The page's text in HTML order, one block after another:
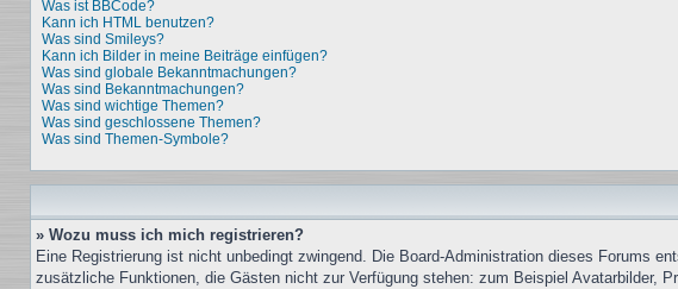
Was ist BBCode?
Kann ich HTML benutzen?
Was sind Smileys?
Kann ich Bilder in meine Beiträge einfügen?
Was sind globale Bekanntmachungen?
Was sind Bekanntmachungen?
Was sind wichtige Themen?
Was sind geschlossene Themen?
Was sind Themen-Symbole?
» Wozu muss ich mich registrieren?
Eine Registrierung ist nicht unbedingt zwingend. Die Board-Administration dieses Forums
zusätzliche Funktionen, die Gästen nicht zur Verfügung stehen: zum Beispiel Avatarbilder,